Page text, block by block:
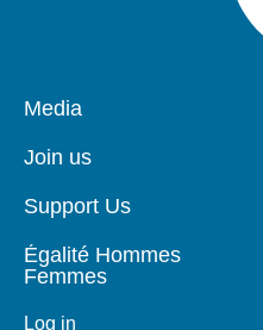
Pied
page
Media
Join us
Support Us
Égalité Hommes
Femmes
Log in